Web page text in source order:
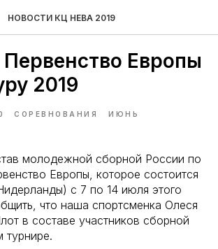
НОВОСТИ КЦ НЕВА 2019
Европы
2019
СОРЕВНОВАНИЯ ИЮНЬ
молодежной сборной России по
Европы, которое состоится
с 7 по 14 июля этого
что наша спортсменка Олеся
в составе участников сборной
турнире.